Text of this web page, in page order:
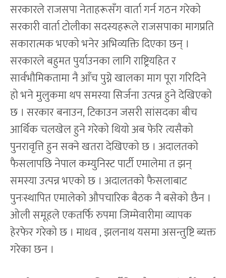
सरकारले राजसपा नेताहरूसँग वार्ता गर्न गठन गरेको
सरकारी वार्ता टोलीका सदस्यहरूले राजसपाका मागप्रति
सकारात्मक भएको भनेर अभिव्यक्ति दिएका छन् ।
सरकारले बहुमत पुर्याउनका लागि राष्ट्रियहित र
सार्वभौमिकतामा नै आँच पुग्ने खालका माग पूरा गरिदिने
हो भने मुलुकमा थप समस्या सिर्जना उत्पन्न हुने देखिएको
छ । सरकार बनाउन, टिकाउन जसरी सांसदका बीच
आर्थिक चलखेल हुने गरेको थियो अब फेरि त्यसैको
पुनरावृत्ति हुन सक्ने खतरा देखिएको छ । अदालतको
फैसलापछि नेपाल कम्युनिस्ट पार्टी एमालेमा त झन्
समस्या उत्पन्न भएको छ । अदालतको फैसलाबाट
पुनःस्थापित एमालेको औपचारिक बैठक नै बसेको छैन ।
ओली समूहले एकतर्फि रुपमा जिम्मेवारीमा व्यापक
हेरफेर गरेको छ । माधव , झलनाथ यसमा असन्तुष्टि ब्यक्त
गरेका छन ।